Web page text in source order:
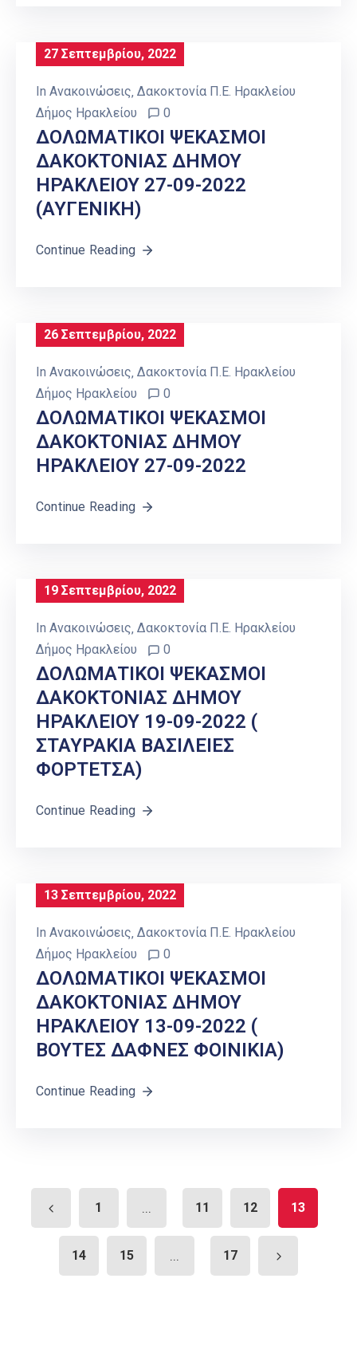
27 Σεπτεμβρίου, 2022
In Ανακοινώσεις Δακοκτονία Π.Ε. Ηρακλείου
Δήμος Ηρακλείου
0
ΔΟΛΩΜΑΤΙΚΟΙ ΨΕΚΑΣΜΟΙ
ΔΑΚΟΚΤΟΝΙΑΣ ΔΗΜΟΥ
ΗΡΑΚΛΕΙΟΥ 27-09-2022
(ΑΥΓΕΝΙΚΗ)
Continue Reading
26 Σεπτεμβρίου, 2022
In Ανακοινώσεις Δακοκτονία Π.Ε. Ηρακλείου
Δήμος Ηρακλείου
0
ΔΟΛΩΜΑΤΙΚΟΙ ΨΕΚΑΣΜΟΙ
ΔΑΚΟΚΤΟΝΙΑΣ ΔΗΜΟΥ
ΗΡΑΚΛΕΙΟΥ 27-09-2022
Continue Reading
19 Σεπτεμβρίου, 2022
In Ανακοινώσεις‚ Δακοκτονία Π.Ε. Ηρακλείου
Δήμος Ηρακλείου
0
ΔΟΛΩΜΑΤΙΚΟΙ ΨΕΚΑΣΜΟΙ
ΔΑΚΟΚΤΟΝΙΑΣ ΔΗΜΟΥ
ΗΡΑΚΛΕΙΟΥ 19-09-2022 (
ΣΤΑΥΡΑΚΙΑ ΒΑΣΙΛΕΙΕΣ
ΦΟΡΤΕΤΣΑ)
Continue Reading
13 Σεπτεμβρίου, 2022
In Ανακοινώσεις‚ Δακοκτονία Π.Ε. Ηρακλείου
Δήμος Ηρακλείου
0
ΔΟΛΩΜΑΤΙΚΟΙ ΨΕΚΑΣΜΟΙ
ΔΑΚΟΚΤΟΝΙΑΣ ΔΗΜΟΥ
ΗΡΑΚΛΕΙΟΥ 13-09-2022 (
ΒΟΥΤΕΣ ΔΑΦΝΕΣ ΦΟΙΝΙΚΙΑ)
Continue Reading
1 ... 11 12 13
14 15 ... 17